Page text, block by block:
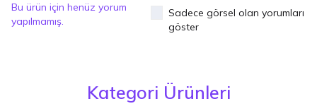
Bu ürün için henüz yorum
yapılmamış.
Sadece görsel olan yorumları
göster
Kategori Ürünleri